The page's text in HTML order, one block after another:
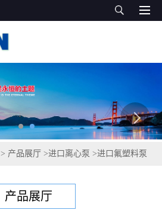
> 产品展厅 >进口离心泵 >进口氟塑料泵
产品展厅